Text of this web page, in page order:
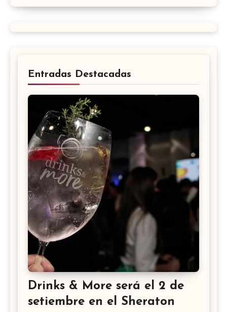
Entradas Destacadas
Drinks & More será el 2 de
setiembre en el Sheraton